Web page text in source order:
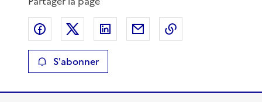
Partager sur Facebook
Partager sur XPartager sur LinkedIn
Partager par email
S'abonner